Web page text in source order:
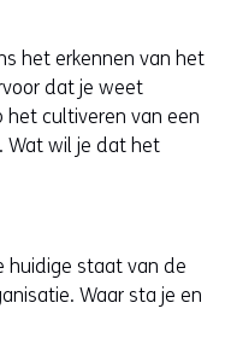
het erkennen van het
dat je weet
cultiveren van een
Wat wil je dat het
huidige staat van de
Waar sta je en